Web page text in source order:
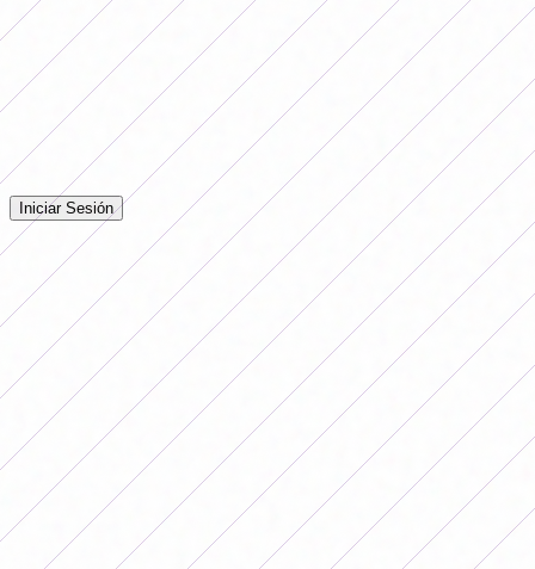
Comentarios
Iniciá sesión para dejar tu comentario en la nota.
Iniciar Sesión
Todavía no hay comentarios. ¡Sé el primero en opinar!
Publicidade